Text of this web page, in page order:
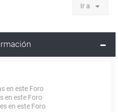
Ir a
en este Foro
en este Foro
en este Foro